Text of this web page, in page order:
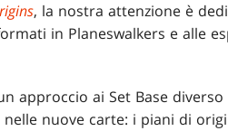
, la nostra attenzione è
in Planeswalkers e alle
approccio ai Set Base
nuove carte: i piani di